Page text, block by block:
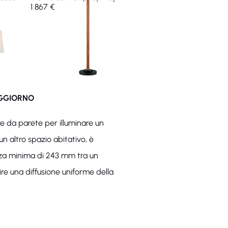
1 867 €
da parete per illuminare un
altro spazio abitativo, è
minima di 243 mm tra un
una diffusione uniforme della